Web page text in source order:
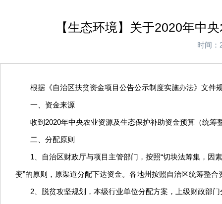
【生态环境】关于2020年中
时间：
根据《自治区扶贫资金项目公告公示制度实施办法》文件
一、资金来源
收到2020年中央农业资源及生态保护补助资金预算（统筹
二、分配原则
1、自治区财政厅与项目主管部门，按照“切块法筹集，因
变”的原则，原渠道分配下达资金。各地州按照自治区统筹整
2、脱贫攻坚规划，本级行业单位分配方案，上级财政部